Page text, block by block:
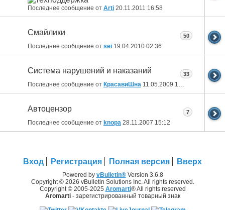
Последнее сообщение от Arti 20.11.2011 16:58
Смайлики
Последнее сообщение от sei 19.04.2010 02:36
50
Система нарушений и наказаний
Последнее сообщение от КрасавиШна 11.05.2009 10:42
33
Автоцензор
Последнее сообщение от knopa 28.11.2007 15:12
7
Вход Регистрация Полная версия Вверх
Powered by vBulletin®Version 3.6.8
Copyright © 2026 vBulletin Solutions Inc. All rights reserved.
Copyright © 2005-2025 Aromarti® All rights reserved
Aromarti- зарегистрированный товарный знак